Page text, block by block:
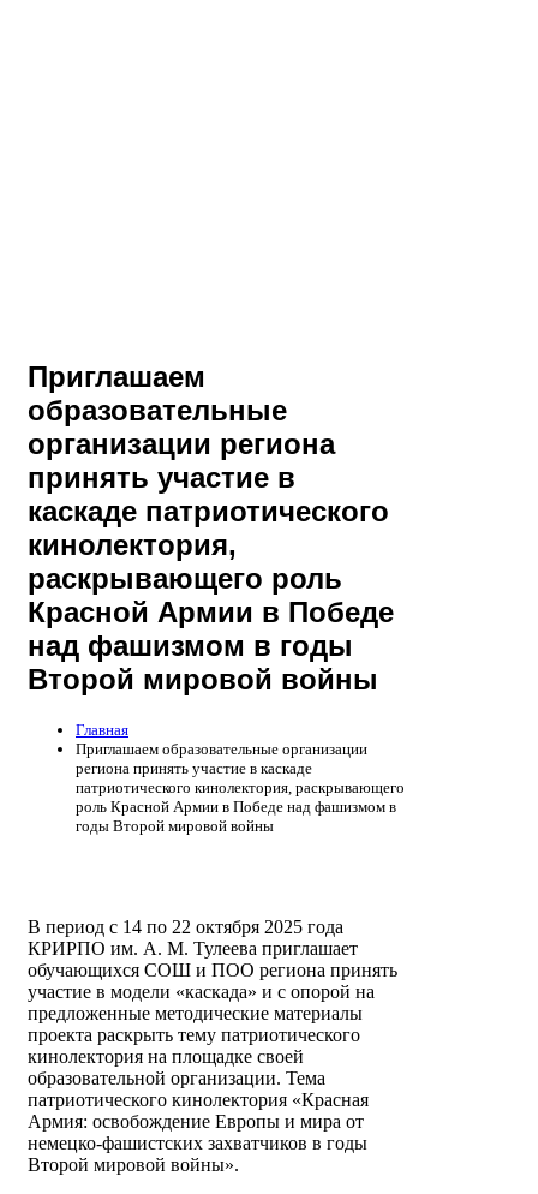
Приглашаем
образовательные
организации региона
принять участие в
каскаде патриотического
кинолектория,
раскрывающего роль
Красной Армии в Победе
над фашизмом в годы
Второй мировой войны
Главная
Приглашаем образовательные организации
региона принять участие в каскаде
патриотического кинолектория, раскрывающего
роль Красной Армии в Победе над фашизмом в
годы Второй мировой войны
В период с 14 по 22 октября 2025 года
КРИРПО им. А. М. Тулеева приглашает
обучающихся СОШ и ПОО региона принять
участие в модели «каскада» и с опорой на
предложенные методические материалы
проекта раскрыть тему патриотического
кинолектория на площадке своей
образовательной организации. Тема
патриотического кинолектория «Красная
Армия: освобождение Европы и мира от
немецко-фашистских захватчиков в годы
Второй мировой войны».